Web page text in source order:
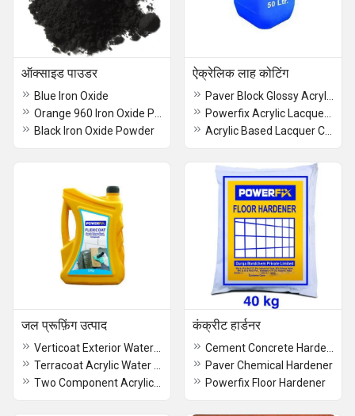
ऑक्साइड पाउडर
Blue Iron Oxide
Black Iron Oxide Powder
ऐक्रेलिक लाह कोटिंग
जल प्रूफ़िंग उत्पाद कंक्रीट हार्डनर
Paver Chemical Hardener
Powerfix Floor Hardener